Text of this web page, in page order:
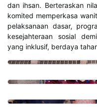
dan ihsan. Berteraskan
komited memperkasa
pelaksanaan dasar,
kesejahteraan sosial
yang inklusif, berdaya